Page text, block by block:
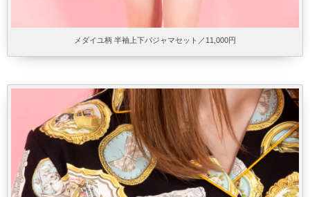
メダイユ柄 半袖上下パジャマセット／11,000円